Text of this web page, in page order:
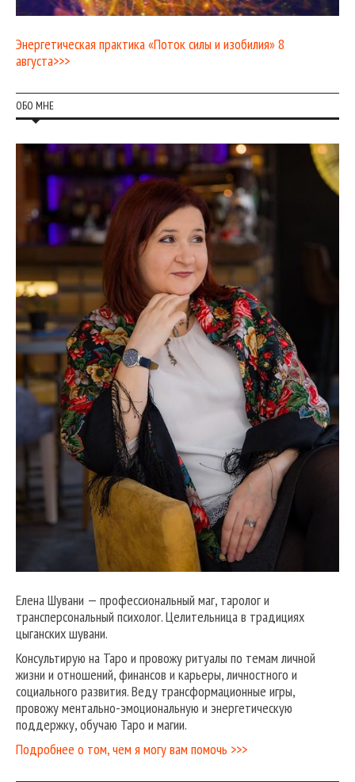
Энергетическая практика «Поток силы и изобилия» 8
августа>>>
ОБО МНЕ
Елена Шувани — профессиональный маг, таролог и
трансперсональный психолог. Целительница в традициях
цыганских шувани.
Консультирую на Таро и провожу ритуалы по темам личной
жизни и отношений, финансов и карьеры, личностного и
социального развития. Веду трансформационные игры,
провожу ментально-эмоциональную и энергетическую
поддержку, обучаю Таро и магии.
Подробнее о том, чем я могу вам помочь >>>